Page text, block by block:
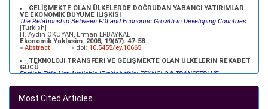
GELİŞMEKTE OLAN ÜLKELERDE DOĞRUDAN YABANCI YATIRIMLAR
VE EKONOMİK BÜYÜME İLİŞKİSİ
The Relationship Between FDI and Economic Growth in Developing Countries
[Turkish]
H. Aydın OKUYAN, Erman ERBAYKAL
Ekonomik Yaklasim. 2008; 19(67): 47-58
» Abstract » doi: 10.5455/ey.10665
TEKNOLOJi TRANSFERi VE GELiŞMEKTE OLAN ÜLKELERiN REKABET
GÜCÜ
English Title Not Available [Turkish title: TEKNOLOJi TRANSFERi VE
Refik ÜREYEN, Metin DURGUT, Müfit AKYOS, Oğuz KARAKOÇ
Ekonomik Yaklasim. 2003; 14(47 - Proceedings): 69-92
»Abstract » doi:10.5455/ey.10379
Most Cited Articles